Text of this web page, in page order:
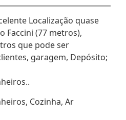
Localização quase
Faccini (77 metros),
que pode ser
garagem, Depósito;
Cozinha, Ar